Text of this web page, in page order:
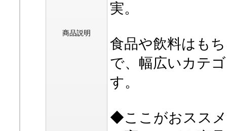
商品説明
実。
食品や飲料はも
で、幅広いカテ
す。
◆ここがおスス